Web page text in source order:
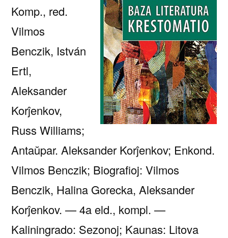
Komp., red.
Vilmos
Benczik, István
Ertl,
Aleksander
Korĵenkov,
Russ Williams;
Antaŭpar. Aleksander Korĵenkov; Enkond.
Vilmos Benczik; Biografioj: Vilmos
Benczik, Halina Gorecka, Aleksander
Korĵenkov. — 4a eld., kompl. —
Kaliningrado: Sezonoj; Kaunas: Litova